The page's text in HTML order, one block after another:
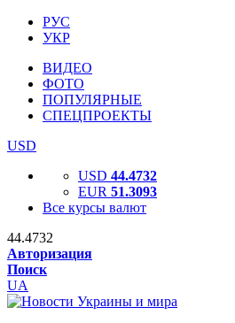
РУС
УКР
ВИДЕО
ФОТО
ПОПУЛЯРНЫЕ
СПЕЦПРОЕКТЫ
USD
USD 44.4732
EUR 51.3093
Все курсы валют
44.4732
Авторизация
Поиск
UA